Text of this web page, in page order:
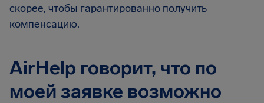
скорее, чтобы гарантированно получить
компенсацию.
AirHelp говорит, что по
моей заявке возможно